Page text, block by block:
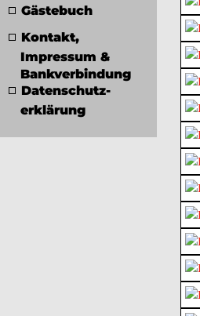
Gästebuch
Kontakt,
Impressum &
Bankverbindung
Datenschutz­
erklärung